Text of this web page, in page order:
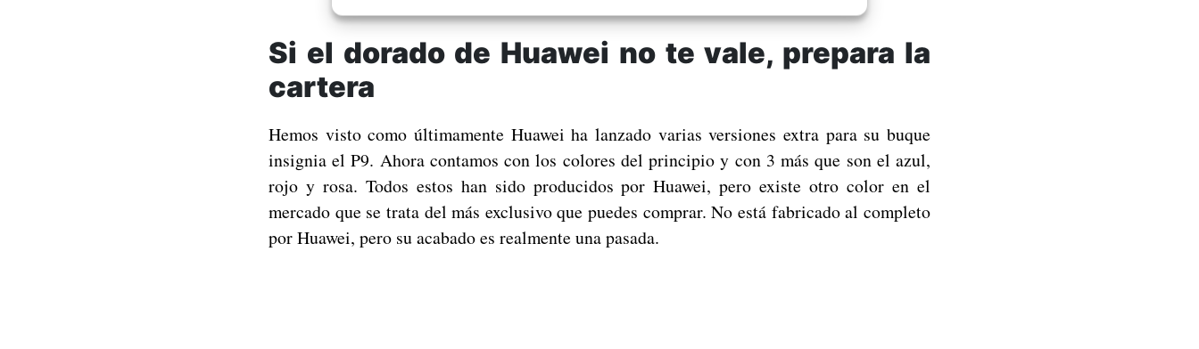
Si el dorado de Huawei no te vale, prepara la
cartera
Hemos visto como últimamente Huawei ha lanzado varias versiones extra para su buque
insignia el P9. Ahora contamos con los colores del principio y con 3 más que son el azul,
rojo y rosa. Todos estos han sido producidos por Huawei, pero existe otro color en el
mercado que se trata del más exclusivo que puedes comprar. No está fabricado al completo
por Huawei, pero su acabado es realmente una pasada.